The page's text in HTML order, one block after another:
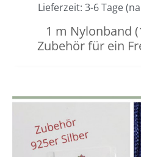
Lieferzeit: 3-6 Tage
1 m Nylonband
Zubehör für ein